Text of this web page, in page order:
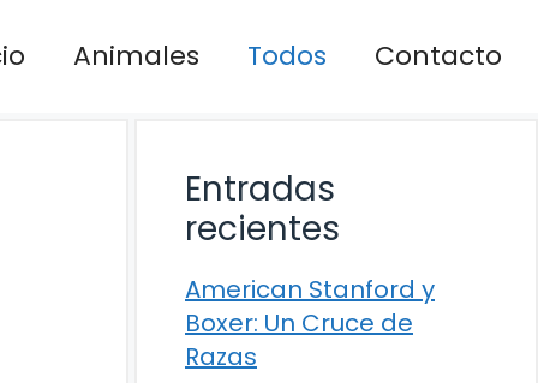
Animales Todos Contacto
Entradas
recientes
American Stanford y
Boxer: Un Cruce de
Razas